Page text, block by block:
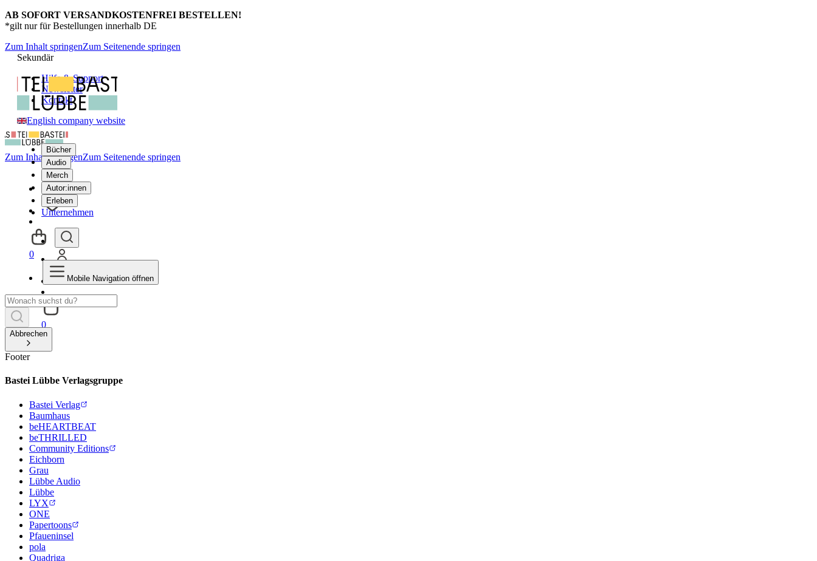
AB SOFORT VERSANDKOSTENFREI BESTELLEN!
*gilt nur für Bestellungen innerhalb DE
Zum Inhalt springenZum Seitenende springen
Sekundär
Hilfe & Support
Newsletter
Kontakt
English company website
Bücher
Audio
Merch
Autor:innen
Erleben
Unternehmen
0
Zum Inhalt springenZum Seitenende springen
0
Mobile Navigation öffnen
Abbrechen
Footer
Bastei Lübbe Verlagsgruppe
Bastei Verlag
Baumhaus
beHEARTBEAT
beTHRILLED
Community Editions
Eichborn
Grau
Lübbe Audio
Lübbe
LYX
ONE
Papertoons
Pfaueninsel
pola
Quadriga